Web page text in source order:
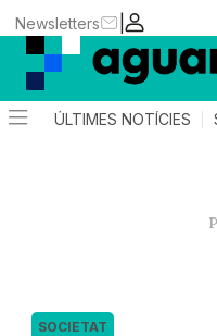
|
Newsletters
ÚLTIMES NOTÍCIES
SOCIETAT